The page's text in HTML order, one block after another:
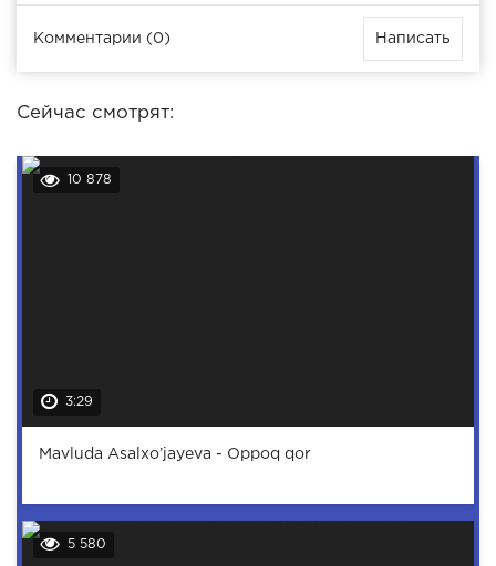
Комментарии (0) Написать
Сейчас смотрят:
10 878
3:29
Mavluda Asalxo’jayeva - Oppoq qor
5 580